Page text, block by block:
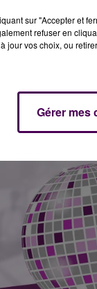
sur "Accepter et
refuser en
jour vos choix, ou
Gérer mes